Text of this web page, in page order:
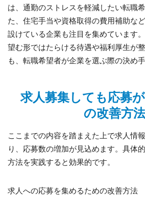
は、通勤のストレスを軽減したい転職
た、住宅手当や資格取得の費用補助な
設けている企業も注目を集めています
望む形ではたらける待遇や福利厚生が
も、転職希望者が企業を選ぶ際の決め
求人募集しても応募
の改善方法
ここまでの内容を踏まえた上で求人情
り、応募数の増加が見込めます。具体
方法を実践すると効果的です。
求人への応募を集めるための改善方法